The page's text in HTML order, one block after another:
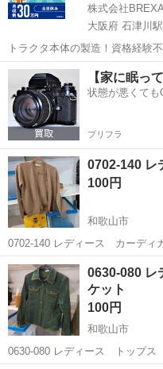
株式会社
大阪府 石津川駅
トラクタ本体の製造！資格経験
例29万円以上！生活支援物資事
無料＆備品付き1R寮完備！赴任
◎《大阪府堺市》 人気の工場の
大阪 堺市 石津川駅
【家に眠っ
状態が悪くても
プリフラ
0702-140
100円
和歌山市
0702-140 レディース カーディガン 【状態】 ・使用に伴う多
レ、キズ、落としきれない汚れ
ください ・お値引きは出来か
め...
和歌山 和歌山市 カーディ
0630-080
ケット
100円
和歌山市
0630-080 レディース トップス デニムジ